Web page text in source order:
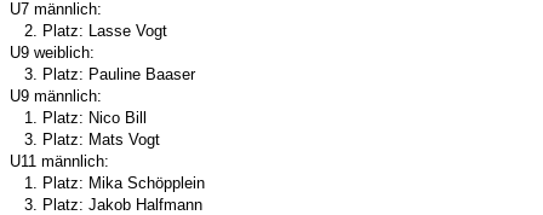
U7 männlich:
2. Platz: Lasse Vogt
U9 weiblich:
3. Platz: Pauline Baaser
U9 männlich:
1. Platz: Nico Bill
3. Platz: Mats Vogt
U11 männlich:
1. Platz: Mika Schöpplein
3. Platz: Jakob Halfmann